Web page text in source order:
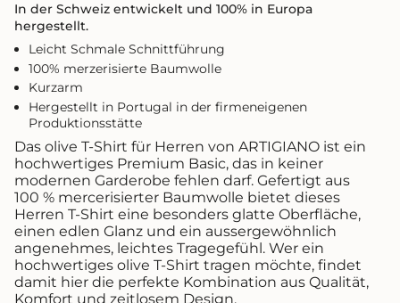
}}",
"minimum_of"=>"Minimum
von
quantity
}}",
"maximum_of"=>"Maximum
von
{{
quantity
}}"}
In der Schweiz entwickelt und 100% in Europa
hergestellt.
Leicht Schmale Schnittführung
100% merzerisierte Baumwolle
Kurzarm
Hergestellt in Portugal in der firmeneigenen
Produktionsstätte
Das olive T-Shirt für Herren von ARTIGIANO ist ein
hochwertiges Premium Basic, das in keiner
modernen Garderobe fehlen darf. Gefertigt aus
100 % mercerisierter Baumwolle bietet dieses
Herren T-Shirt eine besonders glatte Oberfläche,
einen edlen Glanz und ein aussergewöhnlich
angenehmes, leichtes Tragegefühl. Wer ein
hochwertiges olive T-Shirt tragen möchte, findet
damit hier die perfekte Kombination aus Qualität,
Komfort und zeitlosem Design.